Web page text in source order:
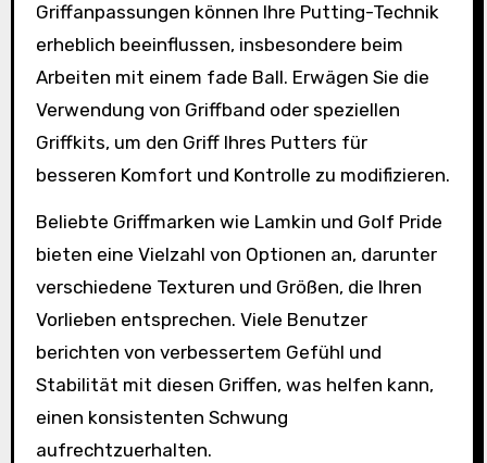
Griffanpassungen können Ihre Putting-Technik
erheblich beeinflussen, insbesondere beim
Arbeiten mit einem fade Ball. Erwägen Sie die
Verwendung von Griffband oder speziellen
Griffkits, um den Griff Ihres Putters für
besseren Komfort und Kontrolle zu modifizieren.
Beliebte Griffmarken wie Lamkin und Golf Pride
bieten eine Vielzahl von Optionen an, darunter
verschiedene Texturen und Größen, die Ihren
Vorlieben entsprechen. Viele Benutzer
berichten von verbessertem Gefühl und
Stabilität mit diesen Griffen, was helfen kann,
einen konsistenten Schwung
aufrechtzuerhalten.